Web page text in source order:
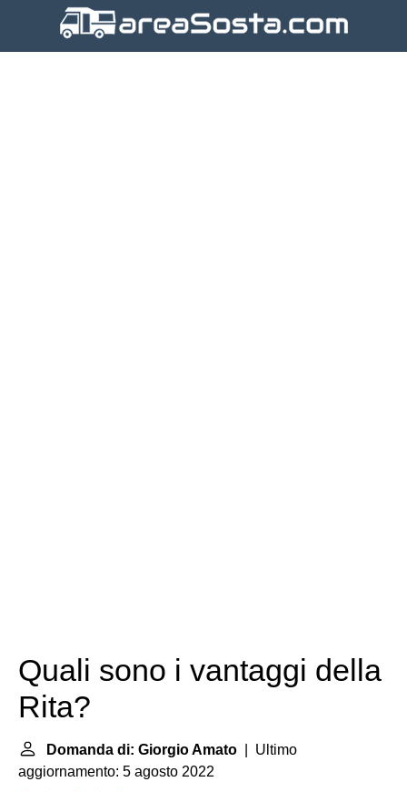
Quali sono i vantaggi della
Rita?
Domanda di: Giorgio Amato | Ultimo
aggiornamento: 5 agosto 2022